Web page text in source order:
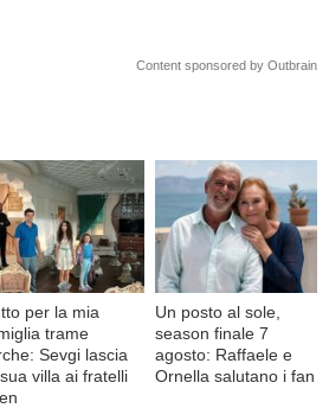
Content sponsored by Outbrain
per la mia
trame
Sevgi lascia
villa ai fratelli
Un posto al sole,
season finale 7
agosto: Raffaele e
Ornella salutano i fan